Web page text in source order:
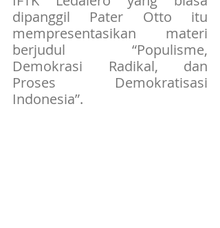
dipanggil Pater Otto itu
mempresentasikan materi
berjudul “Populisme,
Demokrasi Radikal, dan
Proses Demokratisasi
Indonesia”.